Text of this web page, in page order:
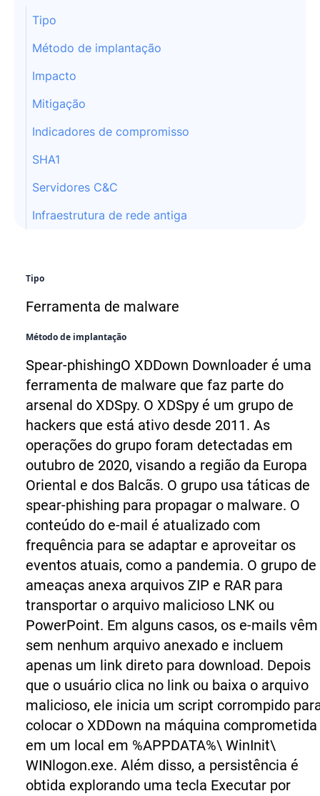
Tipo
Método de implantação
Impacto
Mitigação
Indicadores de compromisso
SHA1
Servidores C&C
Infraestrutura de rede antiga
Tipo
Ferramenta de malware
Método de implantação
Spear-phishingO XDDown Downloader é uma
ferramenta de malware que faz parte do
arsenal do XDSpy. O XDSpy é um grupo de
hackers que está ativo desde 2011. As
operações do grupo foram detectadas em
outubro de 2020, visando a região da Europa
Oriental e dos Balcãs. O grupo usa táticas de
spear-phishing para propagar o malware. O
conteúdo do e-mail é atualizado com
frequência para se adaptar e aproveitar os
eventos atuais, como a pandemia. O grupo de
ameaças anexa arquivos ZIP e RAR para
transportar o arquivo malicioso LNK ou
PowerPoint. Em alguns casos, os e-mails vêm
sem nenhum arquivo anexado e incluem
apenas um link direto para download. Depois
que o usuário clica no link ou baixa o arquivo
malicioso, ele inicia um script corrompido
colocar o XDDown na máquina comprometida
em um local em %APPDATA%\ WinInit\
WINlogon.exe. Além disso, a persistência é
obtida explorando uma tecla Executar por